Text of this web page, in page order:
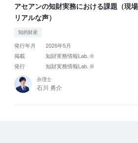
アセアンの知財実務における課題（現
リアルな声）
知的財産
発行年月
2026年5月
掲載
知財実務情報Lab. ®
発行
知財実務情報Lab. ®
弁理士
石川 勇介